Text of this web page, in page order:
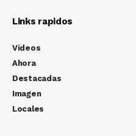
Links rapidos
Videos
Ahora
Destacadas
Imagen
Locales